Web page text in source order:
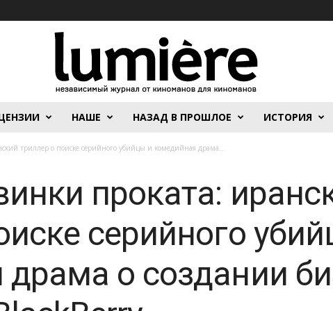
НАШЕ НАЗАД В ПРОШЛОЕ ИСТОРИЯ
триллер о поиске серийного убийцы и комедийная драма...
проката:
серийного
о создании